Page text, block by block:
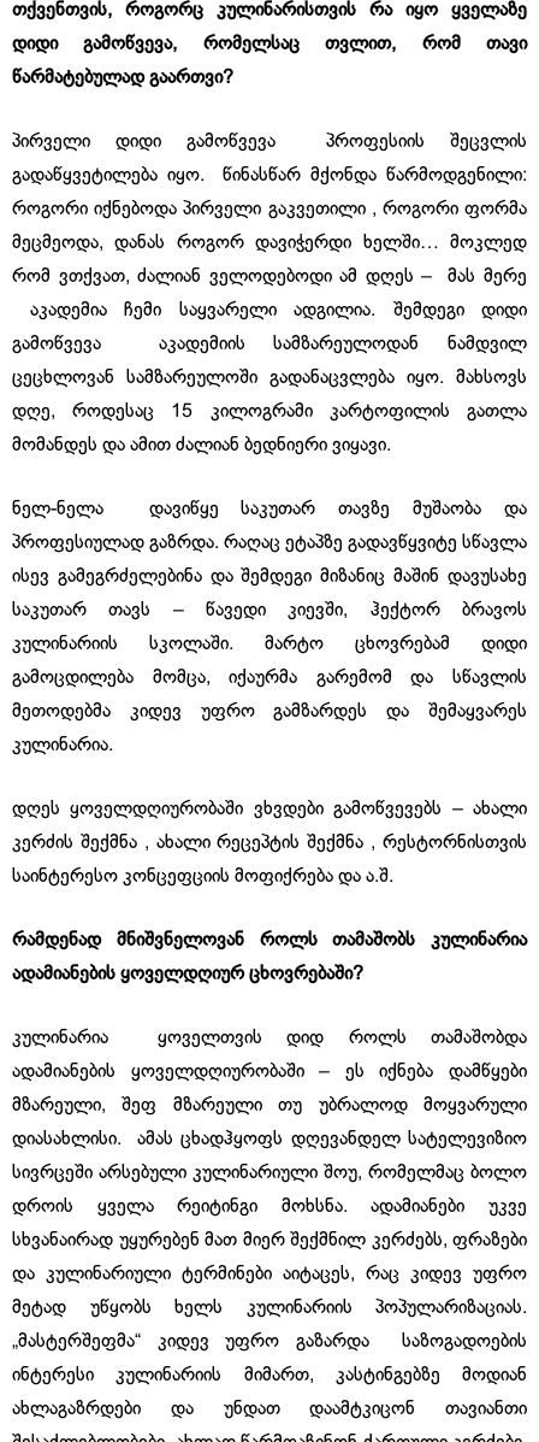
თქვენთვის, როგორც კულინარისთვის რა იყო
ყველაზე
დიდი
გამოწვევა, რომელსაც თვლით, რომ
თავი
წარმატებულად გაართვი?
პირველი დიდი გამოწვევა პროფესიის შეცვლის
გადაწყვეტილება იყო. წინასწარ მქონდა წარმოდგენილი:
როგორი იქნებოდა პირველი გაკვეთილი , როგორი ფორმა
მეცმეოდა, დანას როგორ დავიჭერდი ხელში… მოკლედ
რომ ვთქვათ, ძალიან ველოდებოდი ამ დღეს – მას მერე
აკადემია ჩემი საყვარელი ადგილია. შემდეგი დიდი
გამოწვევა აკადემიის სამზარეულოდან ნამდვილ
ცეცხლოვან სამზარეულოში გადანაცვლება იყო. მახსოვს
დღე, როდესაც 15 კილოგრამი კარტოფილის გათლა
მომანდეს და ამით ძალიან ბედნიერი ვიყავი.
ნელ-ნელა დავიწყე საკუთარ თავზე მუშაობა და
პროფესიულად გაზრდა. რაღაც ეტაპზე გადავწყვიტე სწავლა
ისევ გამეგრძელებინა და შემდეგი მიზანიც მაშინ დავუსახე
საკუთარ თავს – წავედი კიევში, ჰექტორ ბრავოს
კულინარიის სკოლაში. მარტო ცხოვრებამ დიდი
გამოცდილება მომცა, იქაურმა გარემომ და სწავლის
მეთოდებმა კიდევ უფრო გამზარდეს და შემაყვარეს
კულინარია.
დღეს ყოველდღიურობაში ვხვდები გამოწვევებს – ახალი
კერძის შექმნა , ახალი რეცეპტის შექმნა , რესტორნისთვის
საინტერესო კონცეფციის მოფიქრება და ა.შ.
რამდენად მნიშვნელოვან როლს თამაშობს
კულინარია
ადამიანების ყოველდღიურ ცხოვრებაში?
კულინარია ყოველთვის დიდ როლს თამაშობდა
ადამიანების ყოველდღიურობაში – ეს იქნება დამწყები
მზარეული, შეფ მზარეული თუ უბრალოდ მოყვარული
დიასახლისი. ამას ცხადჰყოფს დღევანდელ სატელევიზიო
სივრცეში არსებული კულინარიული შოუ, რომელმაც ბოლო
დროის ყველა რეიტინგი მოხსნა. ადამიანები უკვე
სხვანაირად უყურებენ მათ მიერ შექმნილ კერძებს, ფრაზები
და კულინარიული ტერმინები აიტაცეს, რაც კიდევ უფრო
მეტად უწყობს ხელს კულინარიის პოპულარიზაციას.
„მასტერშეფმა“ კიდევ უფრო გაზარდა საზოგადოების
ინტერესი კულინარიის მიმართ, კასტინგებზე მოდიან
ახლაგაზრდები და უნდათ დაამტკიცონ თავიანთი